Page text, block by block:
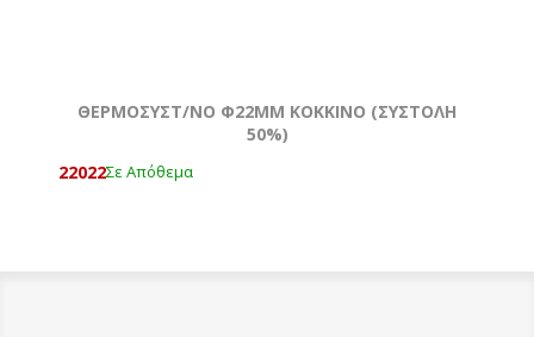
ΘΕΡΜΟΣΥΣΤ/ΝΟ Φ22ΜΜ ΚΟΚΚΙΝΟ (ΣΥΣΤΟΛΗ
50%)
22022Σε Απόθεμα